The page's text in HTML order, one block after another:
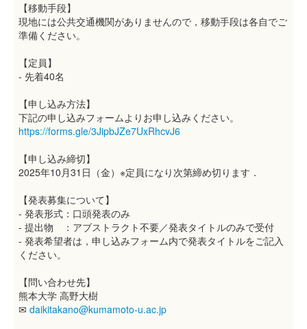
【移動手段】
現地には公共交通機関がありませんので，移動手段は各自でご
準備ください。
【定員】
- 先着40名
【申し込み方法】
下記の申し込みフォームよりお申し込みください。
https://forms.gle/3JipbJZe7UxRhcvJ6
【申し込み締切】
2025年10月31日（金）※定員になり次第締め切ります．
【発表募集について】
- 発表形式：口頭発表のみ
- 提出物 ：アブストラクト不要／発表タイトルのみで受付
- 発表希望者は，申し込みフォーム内で発表タイトルをご記入
ください。
【問い合わせ先】
熊本大学 高野大樹
✉ daikitakano@kumamoto-u.ac.jp